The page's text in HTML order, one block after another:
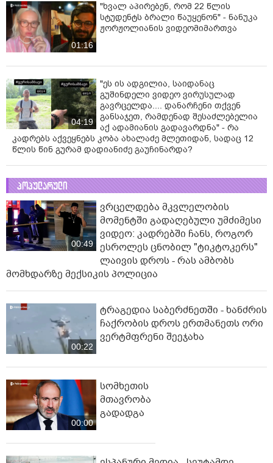
01:16
"ხვალ აპირებენ, რომ 22 წლის
სტუდენტს ბრალი წაუყენონ" - ნანუკა
ჟორჟოლიანის ვიდეომიმართვა
04:19
"ეს ის ადგილია, საიდანაც
გუშინდელი ვიდეო ვირუსულად
გავრცელდა.... დანარჩენი თქვენ
განსაჯეთ, რამდენად შესაძლებელია
აქ ადამიანის გადავარდნა" - რა
კადრებს აქვეყნებს კობა ახალაძე მლეთიდან, სადაც 12
წლის წინ გურამ დადიანიძე გაუჩინარდა?
პოპულარული
00:49
ვრცელდება მკვლელობის
მომენტში გადაღებული უმძიმესი
ვიდეო: კადრებში ჩანს, როგორ
ესროლეს ცნობილ "ტიკტოკერს"
ლაივის დროს - რას ამბობს
მომხდარზე მექსიკის პოლიცია
00:22
ტრაგედია საბერძნეთში - ხანძრის
ჩაქრობის დროს ერთმანეთს ორი
ვერტმფრენი შეეჯახა
00:00
სომხეთის
მთავრობა
გადადგა